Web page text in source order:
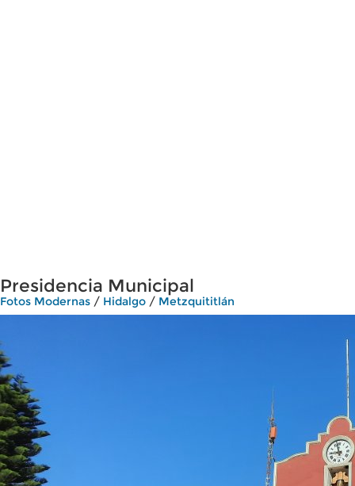
Presidencia Municipal
Fotos Modernas / Hidalgo / Metzquititlán